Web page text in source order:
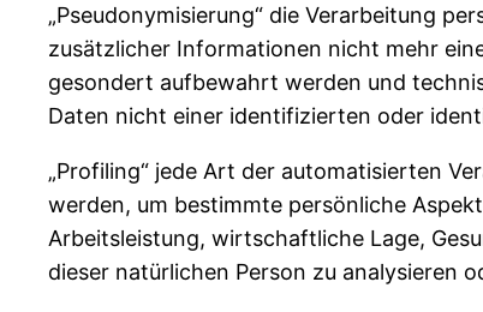
„Pseudonymisierung“ die Verarbeitung
zusätzlicher Informationen nicht mehr
gesondert aufbewahrt werden und
Daten nicht einer identifizierten oder
„Profiling“ jede Art der automatisierten
werden, um bestimmte persönliche
Arbeitsleistung, wirtschaftliche Lage,
dieser natürlichen Person zu analysieren